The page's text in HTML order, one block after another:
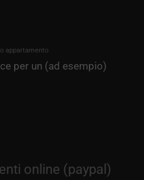
appartamento
per un (ad esempio)
online (paypal)